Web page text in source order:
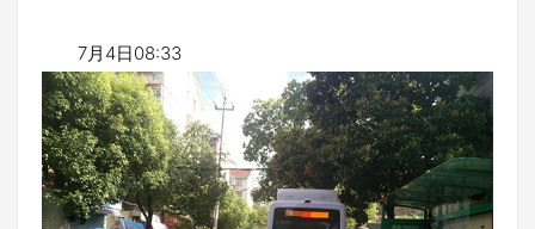
7月4日08:33